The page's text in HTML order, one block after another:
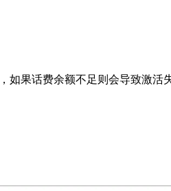
如果话费余额不足则会导致激活